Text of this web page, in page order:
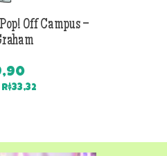
Off Campus –
R$33,32